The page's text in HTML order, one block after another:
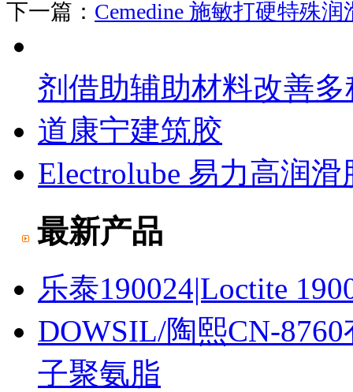
下一篇： Cemedine 施敏打硬特殊
剂借助辅助材料改善多
道康宁建筑胶
Electrolube 易力高润
最新产品
乐泰190024|Loctite
DOWSIL/陶熙CN-
子聚氨脂